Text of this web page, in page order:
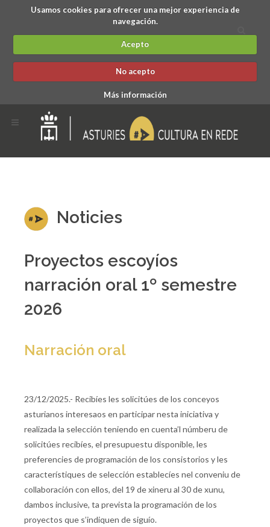
Usamos cookies para ofrecer una mejor experiencia de
navegación.
Acepto
No acepto
Más información
Noticies
Proyectos escoyíos
narración oral 1º semestre
2026
Narración oral
23/12/2025.- Recibíes les solicitúes de los conceyos
asturianos interesaos en participar nesta iniciativa y
realizada la selección teniendo en cuenta’l númberu de
solicitúes recibíes, el presupuestu disponible, les
preferencies de programación de los consistorios y les
característiques de selección establecíes nel conveniu de
collaboración con ellos, del 19 de xineru al 30 de xunu,
dambos inclusive, ta prevista la programación de los
proyectos que s’indiquen de siguío.